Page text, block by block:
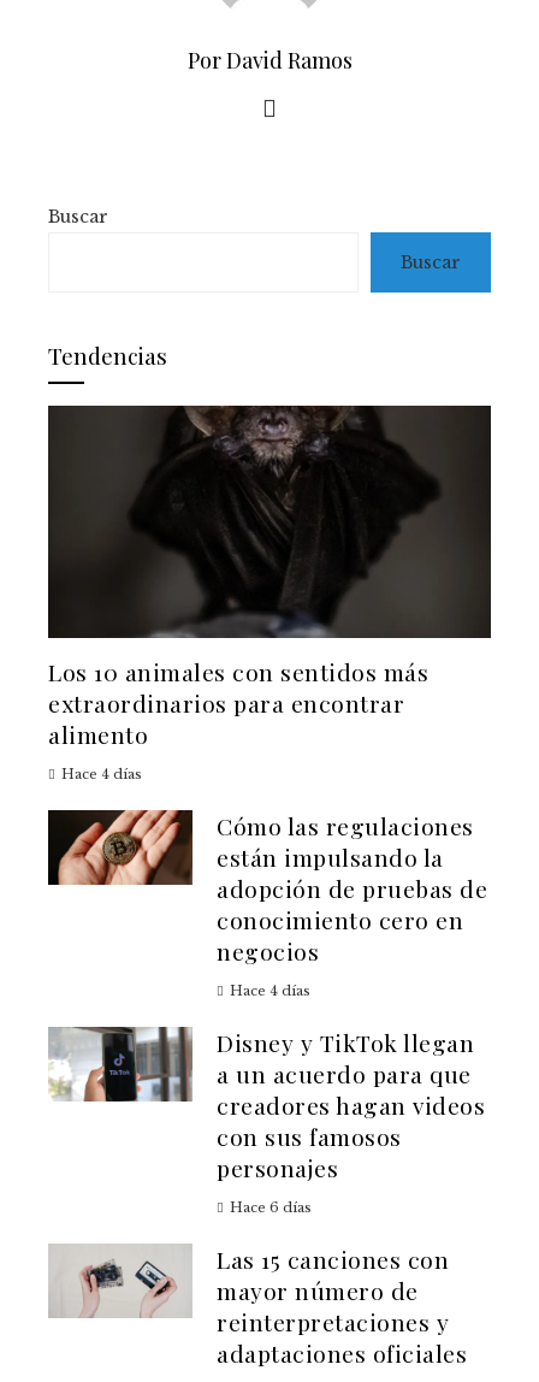
Por David Ramos
Buscar
Buscar
Tendencias
Los 10 animales con sentidos más
extraordinarios para encontrar
alimento
Hace 4 días
Cómo las regulaciones
están impulsando la
adopción de pruebas de
conocimiento cero en
negocios
Hace 4 días
Disney y TikTok llegan
a un acuerdo para que
creadores hagan videos
con sus famosos
personajes
Hace 6 días
Las 15 canciones con
mayor número de
reinterpretaciones y
adaptaciones oficiales